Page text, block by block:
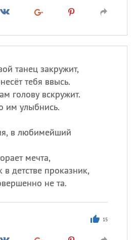
танец закружит,
тебя ввысь.
голову вскружит.
им улыбнись.
в любимейший
мечта,
детстве проказник,
не та.
15